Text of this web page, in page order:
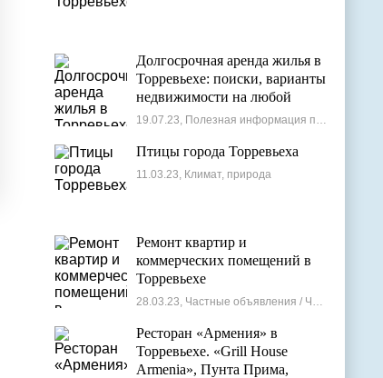
Долгосрочная аренда жилья в
Торревьехе: поиски, варианты
недвижимости на любой
бюджет
19.07.23, Полезная информация по недвижимости
Птицы города Торревьеха
11.03.23, Климат, природа
Ремонт квартир и
коммерческих помещений в
Торревьехе
28.03.23, Частные объявления / Частные мастера
Ресторан «Армения» в
Торревьехе. «Grill House
Armenia», Пунта Прима,